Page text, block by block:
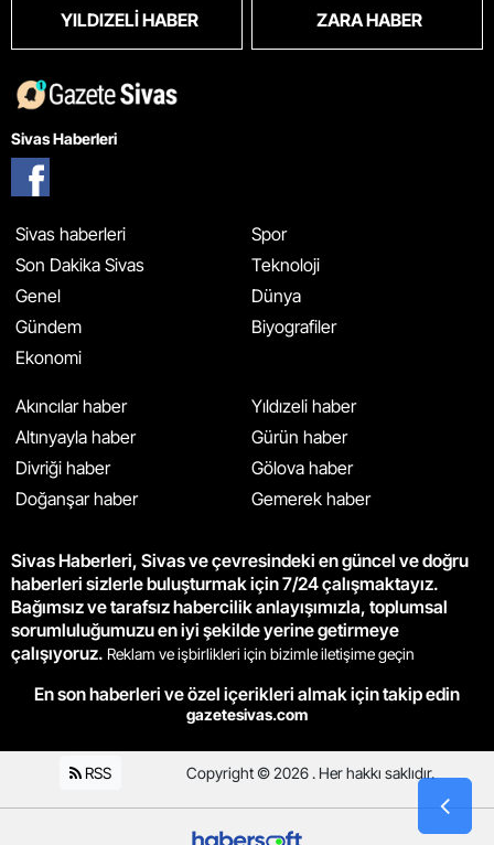
YILDIZELI HABER ZARA HABER
Sivas Haberleri
Sivas haberleri
Son Dakika Sivas
Genel
Gündem
Ekonomi
Spor
Teknoloji
Dünya
Biyografiler
Akıncılar haber
Altınyayla haber
Divriği haber
Doğanşar haber
Yıldızeli haber
Gürün haber
Gölova haber
Gemerek haber
Sivas Haberleri, Sivas ve çevresindeki en güncel ve doğru
haberleri sizlerle buluşturmak için 7/24 çalışmaktayız.
Bağımsız ve tarafsız habercilik anlayışımızla, toplumsal
sorumluluğumuzu en iyi şekilde yerine getirmeye
çalışıyoruz. Reklam ve işbirlikleri için bizimle iletişime geçin
En son haberleri ve özel içerikleri almak için takip edin
gazetesivas.com
RSS Copyright © 2026 . Her hakkı saklıdır.